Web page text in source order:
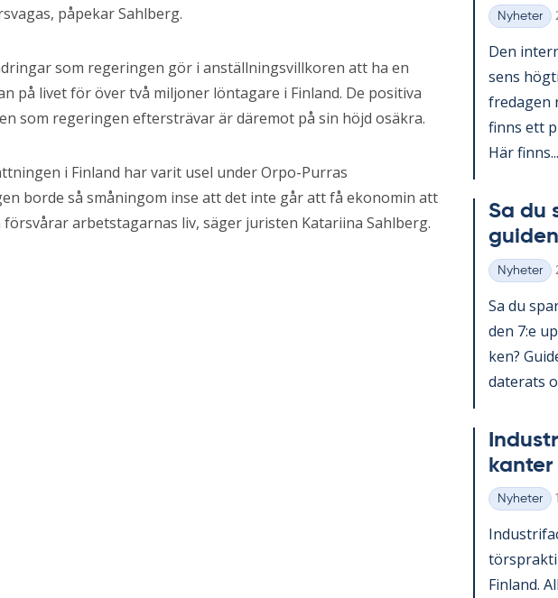
påpekar Sahlberg.
som regeringen gör i anställningsvillkoren att ha en
på livet för över två miljoner löntagare i Finland. De positiva
som regeringen eftersträvar är däremot på sin höjd osäkra.
i Finland har varit usel under Orpo-Purras
borde så småningom inse att det inte går att få ekonomin att
arbetstagarnas liv, säger juristen Katariina Sahlberg.
Kategorier
Nyheter
Den
sens
fre­da­gen
fin­ns ett
Här fin­ns...
Sa du
Kategorier
Nyheter
Sa du
den 7:e
ken?
da­te­ra­ts
Kategorier
Nyheter
Fin­land.